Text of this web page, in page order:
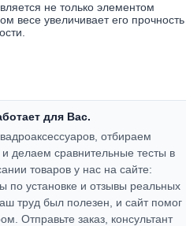
не только элементом
весе увеличивает его прочность
для Вас.
отбираем
делаем сравнительные тесты в
товаров у нас на сайте:
по установке и отзывы реальных
труд был полезен, и сайт помог
Отправьте заказ, консультант